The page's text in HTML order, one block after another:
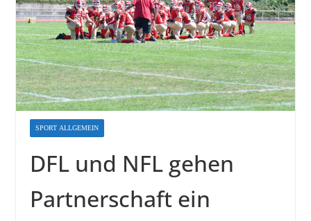
SPORT ALLGEMEIN
DFL und NFL gehen
Partnerschaft ein